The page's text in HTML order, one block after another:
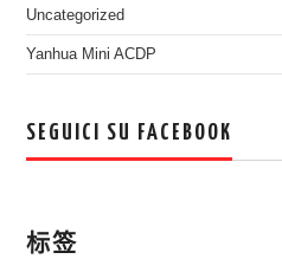
Uncategorized
Yanhua Mini ACDP
SEGUICI SU FACEBOOK
标签